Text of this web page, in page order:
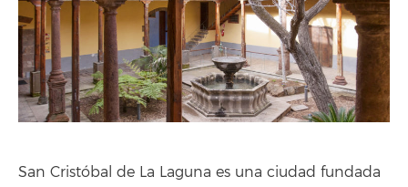
San Cristóbal de La Laguna es una ciudad fundada